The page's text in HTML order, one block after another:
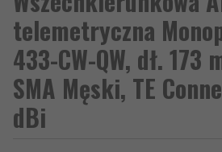
telemetryczna
433-CW-QW, dł. 173
SMA Męski, TE
dBi